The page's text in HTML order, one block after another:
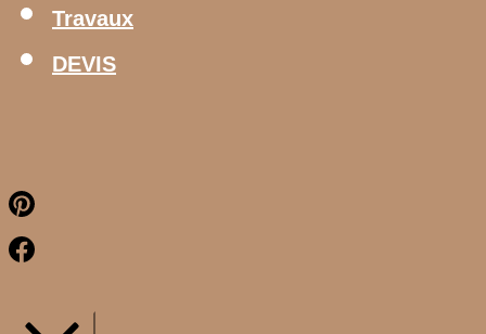
Travaux
DEVIS
Pinterest
Facebook